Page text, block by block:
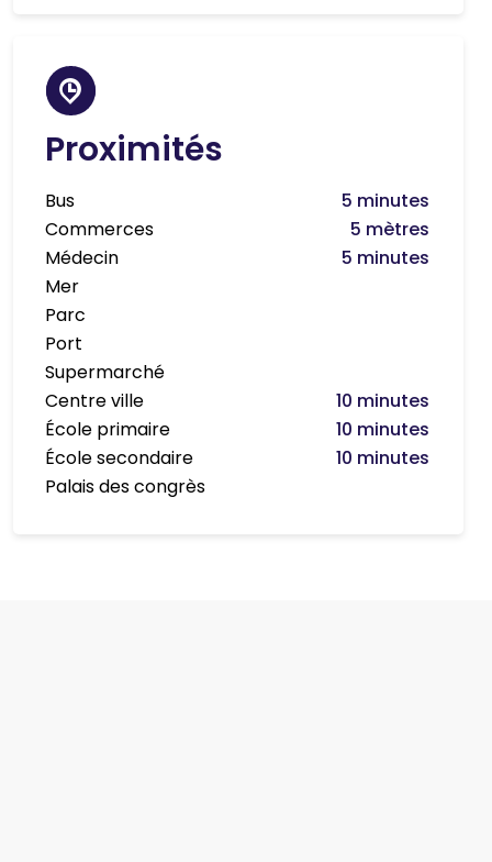
Proximités
Bus
5 minutes
Commerces
5 mètres
Médecin
5 minutes
Mer
Parc
Port
Supermarché
Centre ville
10 minutes
École primaire
10 minutes
École secondaire
10 minutes
Palais des congrès